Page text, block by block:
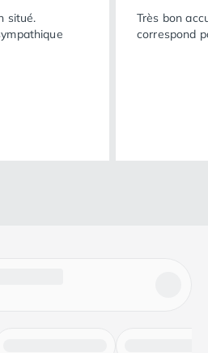
situé.
Très bon
correspond